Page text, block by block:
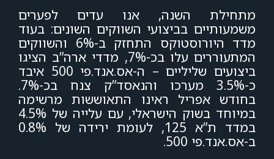
מתחילת השנה, אנו עדים לפערים
משמעותיים בביצועי השווקים השונים: בעוד
מדד היורוסטוקס התחזק ב-6% והשווקים
המתעוררים עלו בכ-7%, מדדי ארה”ב הציגו
ביצועים שליליים – ה-אס.אנד.פי 500 איבד
כ-3.5% מערכו והנאסד”ק צנח בכ-7%.
בחודש אפריל ראינו התאוששות מרשימה
במיוחד בשוק הישראלי, עם עלייה של 4.5%
במדד ת”א 125, לעומת ירידה של 0.8%
ב-אס.אנד.פי 500.